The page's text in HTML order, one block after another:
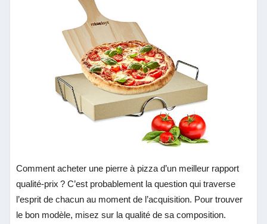
Comment acheter une pierre à pizza d’un meilleur rapport
qualité-prix ? C’est probablement la question qui traverse
l’esprit de chacun au moment de l’acquisition. Pour trouver
le bon modèle, misez sur la qualité de sa composition.